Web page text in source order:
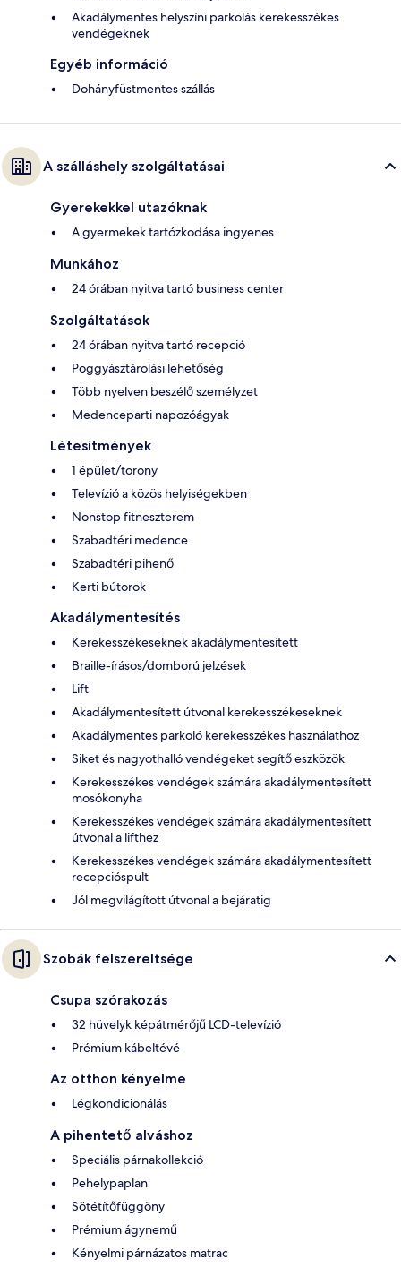
Akadálymentes helyszíni parkolás kerekesszékes
vendégeknek
Egyéb információ
Dohányfüstmentes szállás
A szálláshely szolgáltatásai
Gyerekekkel utazóknak
A gyermekek tartózkodása ingyenes
Munkához
24 órában nyitva tartó business center
Szolgáltatások
24 órában nyitva tartó recepció
Poggyásztárolási lehetőség
Több nyelven beszélő személyzet
Medenceparti napozóágyak
Létesítmények
1 épület/torony
Televízió a közös helyiségekben
Nonstop fitneszterem
Szabadtéri medence
Szabadtéri pihenő
Kerti bútorok
Akadálymentesítés
Kerekesszékeseknek akadálymentesített
Braille-írásos/domború jelzések
Lift
Akadálymentesített útvonal kerekesszékeseknek
Akadálymentes parkoló kerekesszékes használathoz
Siket és nagyothalló vendégeket segítő eszközök
Kerekesszékes vendégek számára akadálymentesített
mosókonyha
Kerekesszékes vendégek számára akadálymentesített
útvonal a lifthez
Kerekesszékes vendégek számára akadálymentesített
recepcióspult
Jól megvilágított útvonal a bejáratig
Szobák felszereltsége
Csupa szórakozás
32 hüvelyk képátmérőjű LCD-televízió
Prémium kábeltévé
Az otthon kényelme
Légkondicionálás
A pihentető alváshoz
Speciális párnakollekció
Pehelypaplan
Sötétítőfüggöny
Prémium ágynemű
Kényelmi párnázatos matrac